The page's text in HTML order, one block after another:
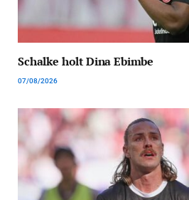
Schalke holt Dina Ebimbe
07/08/2026